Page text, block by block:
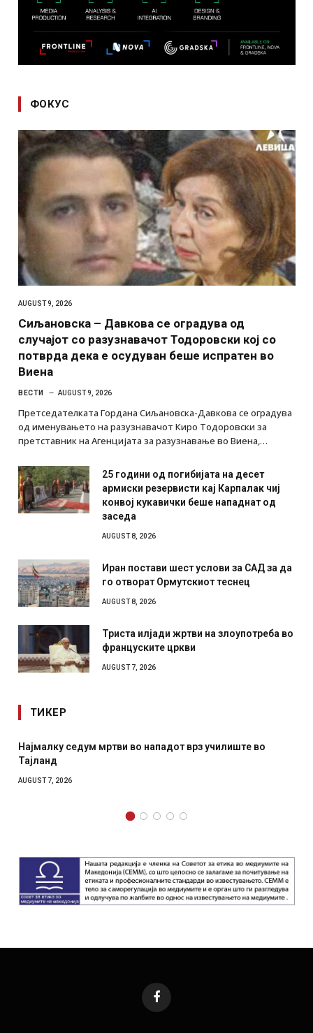
ФОКУС
AUGUST 9, 2026
Сиљановска – Давкова се оградува од
случајот со разузнавачот Тодоровски кој со
потврда дека е осудуван беше испратен во
Виена
ВЕСТИ AUGUST 9, 2026
Претседателката Гордана Сиљановска-Давкова се оградува
од именувањето на разузнавачот Киро Тодоровски за
претставник на Агенцијата за разузнавање во Виена,…
25 години од погибијата на десет
армиски резервисти кај Карпалак чиј
конвој кукавички беше нападнат од
заседа
AUGUST 8, 2026
Иран постави шест услови за САД за да
го отворат Ормутскиот теснец
AUGUST 8, 2026
Триста илјади жртви на злоупотреба во
француските цркви
AUGUST 7, 2026
ТИКЕР
седум мртви во нападот врз училиште во
7, 2026
Facebook